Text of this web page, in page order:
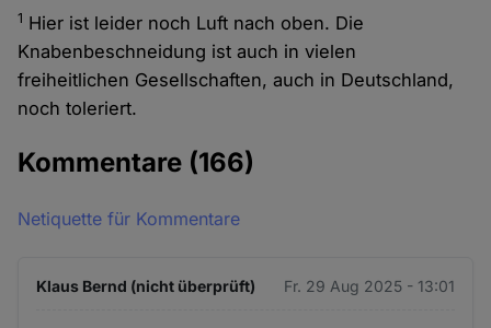
1 Hier ist leider noch Luft nach oben. Die
Knabenbeschneidung ist auch in vielen
freiheitlichen Gesellschaften, auch in Deutschland,
noch toleriert.
Kommentare (166)
Netiquette für Kommentare
Klaus Bernd (nicht überprüft) Fr. 29 Aug 2025 - 13:01